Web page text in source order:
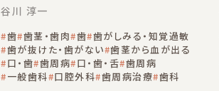
谷川 淳一
歯 歯茎・歯肉 歯 歯がしみる・知覚過敏
歯が抜けた・歯がない 歯茎から血が出る
口・歯 歯周病 口・歯・舌 歯周病
一般歯科 口腔外科 歯周病治療 歯科